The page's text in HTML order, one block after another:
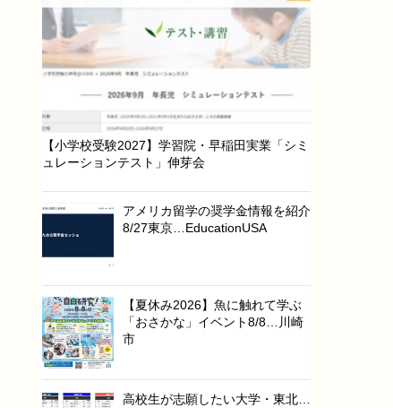
【小学校受験2027】学習院・早稲田実業「シミ
ュレーションテスト」伸芽会
アメリカ留学の奨学金情報を紹介
8/27東京…EducationUSA
【夏休み2026】魚に触れて学ぶ
「おさかな」イベント8/8…川崎
市
高校生が志願したい大学・東北…